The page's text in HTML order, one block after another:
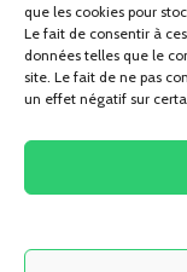
que les cookies pour
Le fait de consentir à
données telles que le
site. Le fait de ne pas
un effet négatif sur
Pas d'articles